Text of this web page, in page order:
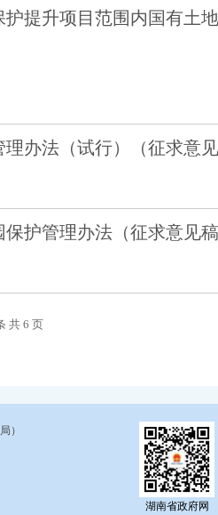
提升项目范围内国有土
办法（试行）（征求意
护管理办法（征求意见
共 6 页
）
湖南省政府网